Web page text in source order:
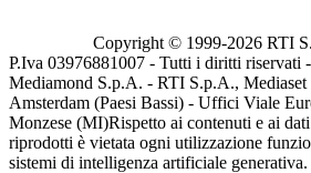
Copyright © 1999-2026 RTI
P.Iva 03976881007 - Tutti i diritti riservati
Mediamond S.p.A. - RTI S.p.A., Mediaset
Amsterdam (Paesi Bassi) - Uffici Viale
Monzese (MI)Rispetto ai contenuti e ai
riprodotti è vietata ogni utilizzazione
sistemi di intelligenza artificiale